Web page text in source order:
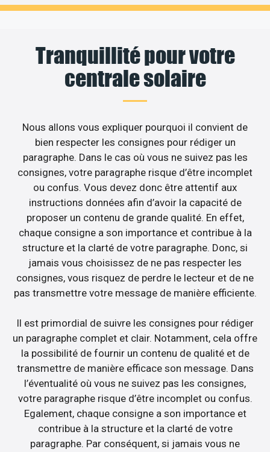
Tranquillité pour votre
centrale solaire
Nous allons vous expliquer pourquoi il convient de
bien respecter les consignes pour rédiger un
paragraphe. Dans le cas où vous ne suivez pas les
consignes, votre paragraphe risque d’être incomplet
ou confus. Vous devez donc être attentif aux
instructions données afin d’avoir la capacité de
proposer un contenu de grande qualité. En effet,
chaque consigne a son importance et contribue à la
structure et la clarté de votre paragraphe. Donc, si
jamais vous choisissez de ne pas respecter les
consignes, vous risquez de perdre le lecteur et de ne
pas transmettre votre message de manière efficiente.
Il est primordial de suivre les consignes pour rédiger
un paragraphe complet et clair. Notamment, cela offre
la possibilité de fournir un contenu de qualité et de
transmettre de manière efficace son message. Dans
l’éventualité où vous ne suivez pas les consignes,
votre paragraphe risque d’être incomplet ou confus.
Egalement, chaque consigne a son importance et
contribue à la structure et la clarté de votre
paragraphe. Par conséquent, si jamais vous ne